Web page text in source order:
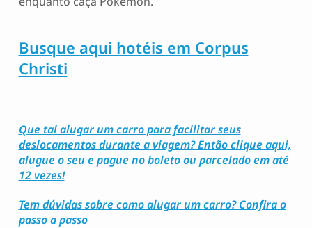
Busque aqui hotéis em Corpus
Christi
Que tal alugar um carro para facilitar seus
deslocamentos durante a viagem? Então clique aqui,
alugue o seu e pague no boleto ou parcelado em até
12 vezes!
Tem dúvidas sobre como alugar um carro? Confira o
passo a passo